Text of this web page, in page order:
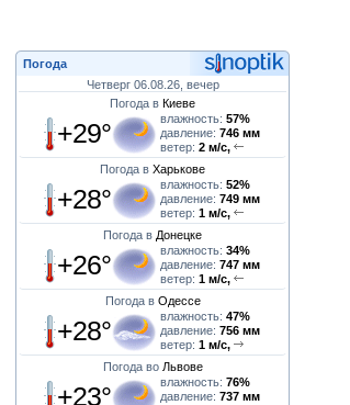
Погода
Четверг 06.08.26, вечер
Погода в Киеве
+29° влажность: 57%
давление: 746 мм
ветер: 2 м/с,
Погода в Харькове
+28° влажность: 52%
давление: 749 мм
ветер: 1 м/с,
Погода в Донецке
+26° влажность: 34%
давление: 747 мм
ветер: 1 м/с,
Погода в Одессе
+28° влажность: 47%
давление: 756 мм
ветер: 1 м/с,
Погода во Львове
+23° влажность: 76%
давление: 737 мм